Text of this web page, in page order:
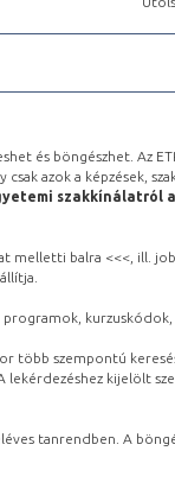
és böngészhet. Az
azok a képzések,
szakkínálatról a
melletti balra <<<, ill.
több szempontú
kijelölt
tanrendben. A